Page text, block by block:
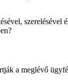
szerelésével
a meglévő